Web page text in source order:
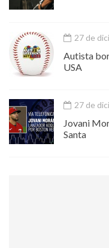
27 de
Autista
USA
27 de
Jovani
Santa